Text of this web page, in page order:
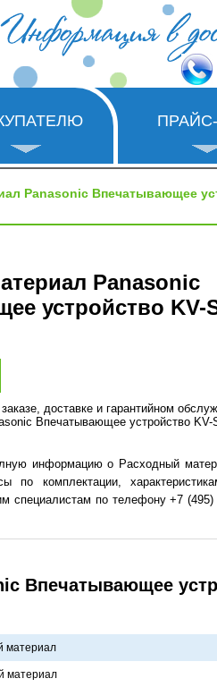
Panasonic Впечатывающее
Panasonic
устройство KV-
доставке и гарантийном
Впечатывающее устройство KV-
информацию о Расходный
по комплектации,
специалистам по телефону +7 (495)
Впечатывающее
материал
мaтериaл